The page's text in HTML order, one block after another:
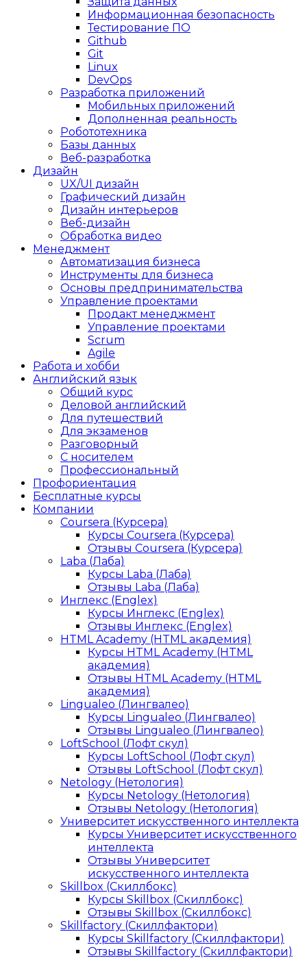
Информационная безопасность
Тестирование ПО
Github
Git
Linux
DevOps
Разработка приложений
Мобильных приложений
Дополненная реальность
Робототехника
Базы данных
Веб-разработка
Дизайн
UX/UI дизайн
Графический дизайн
Дизайн интерьеров
Веб-дизайн
Обработка видео
Менеджмент
Автоматизация бизнеса
Инструменты для бизнеса
Основы предпринимательства
Управление проектами
Продакт менеджмент
Управление проектами
Scrum
Agile
Работа и хобби
Английский язык
Общий курс
Деловой английский
Для путешествий
Для экзаменов
Разговорный
С носителем
Профессиональный
Профориентация
Бесплатные курсы
Компании
Coursera (Курсера)
Курсы Coursera (Курсера)
Отзывы Coursera (Курсера)
Laba (Лаба)
Курсы Laba (Лаба)
Отзывы Laba (Лаба)
Инглекс (Englex)
Курсы Инглекс (Englex)
Отзывы Инглекс (Englex)
HTML Academy (HTML академия)
Курсы HTML Academy (HTML
академия)
Отзывы HTML Academy (HTML
академия)
Lingualeo (Лингвалео)
Курсы Lingualeo (Лингвалео)
Отзывы Lingualeo (Лингвалео)
LoftSchool (Лофт скул)
Курсы LoftSchool (Лофт скул)
Отзывы LoftSchool (Лофт скул)
Netology (Нетология)
Курсы Netology (Нетология)
Отзывы Netology (Нетология)
Университет искусственного интеллекта
Курсы Университет искусственного
интеллекта
Отзывы Университет
искусственного интеллекта
Skillbox (Скиллбокс)
Курсы Skillbox (Скиллбокс)
Отзывы Skillbox (Скиллбокс)
Skillfactory (Скиллфактори)
Курсы Skillfactory (Скиллфактори)
Отзывы Skillfactory (Скиллфактори)